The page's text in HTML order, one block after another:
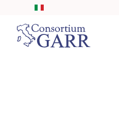
Skip to main content